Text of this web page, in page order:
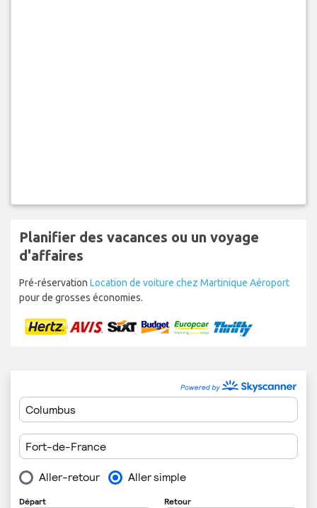
Planifier des vacances ou un voyage
d'affaires
Pré-réservation Location de voiture chez Martinique Aéroport
pour de grosses économies.